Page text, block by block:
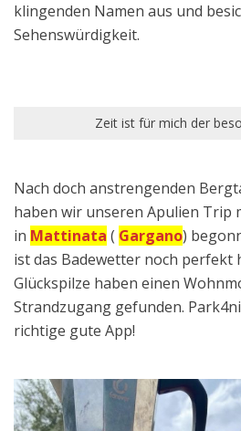
klingenden Namen aus und
Sehenswürdigkeit.
Zeit ist für mich der
Nach doch anstrengenden
haben wir unseren Apulien Trip
in Mattinata ( Gargano)
ist das Badewetter noch perfekt
Glückspilze haben einen
Strandzugang gefunden.
richtige gute App!